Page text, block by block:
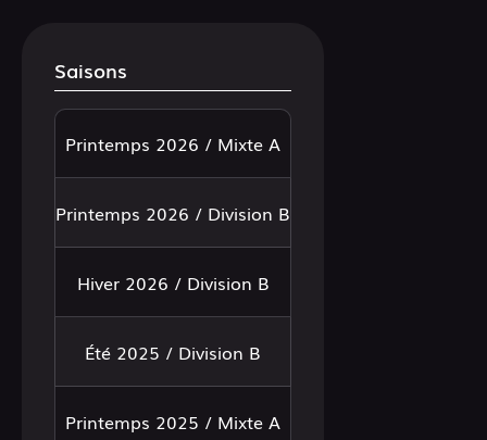
Saisons
Printemps 2026 / Mixte A
Printemps 2026 / Division B
Hiver 2026 / Division B
Été 2025 / Division B
Printemps 2025 / Mixte A